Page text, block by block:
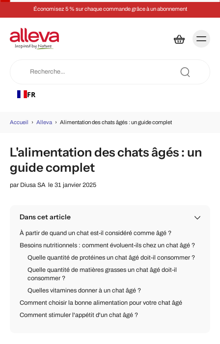
Économisez 5 % sur chaque commande grâce à un abonnement
FR
Accueil › Alleva › Alimentation des chats âgés : un guide complet
L'alimentation des chats âgés : un
guide complet
par Diusa SA le 31 janvier 2025
Dans cet article
À partir de quand un chat est-il considéré comme âgé ?
Besoins nutritionnels : comment évoluent-ils chez un chat âgé ?
Quelle quantité de protéines un chat âgé doit-il consommer ?
Quelle quantité de matières grasses un chat âgé doit-il
consommer ?
Quelles vitamines donner à un chat âgé ?
Comment choisir la bonne alimentation pour votre chat âgé
Comment stimuler l'appétit d'un chat âgé ?